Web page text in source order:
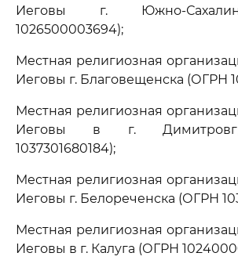
Иеговы г. Южно-
1026500003694);
Местная религиозная
Иеговы г. Благовещенска (ОГРН
Местная религиозная
Иеговы в г.
1037301680184);
Местная религиозная
Иеговы г. Белореченска (ОГРН
Местная религиозная
Иеговы в г. Калуга (ОГРН